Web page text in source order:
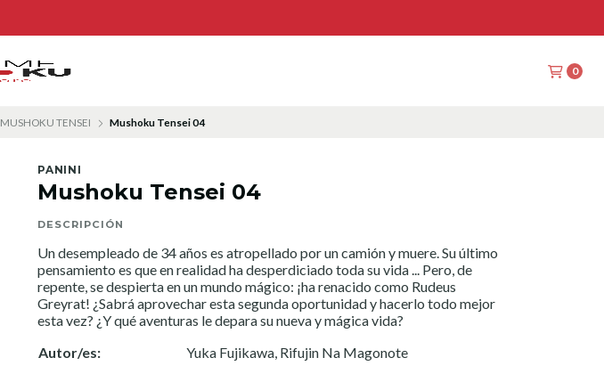
0
MUSHOKU TENSEI Mushoku Tensei 04
PANINI
Mushoku Tensei 04
DESCRIPCIÓN
Un desempleado de 34 años es atropellado por un camión y muere. Su último
pensamiento es que en realidad ha desperdiciado toda su vida ... Pero, de
repente, se despierta en un mundo mágico: ¡ha renacido como Rudeus
Greyrat! ¿Sabrá aprovechar esta segunda oportunidad y hacerlo todo mejor
esta vez? ¿Y qué aventuras le depara su nueva y mágica vida?
Autor/es:
Yuka Fujikawa, Rifujin Na Magonote